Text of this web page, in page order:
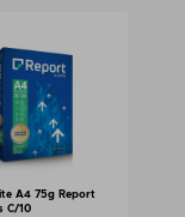
A4 75g Report
C/10